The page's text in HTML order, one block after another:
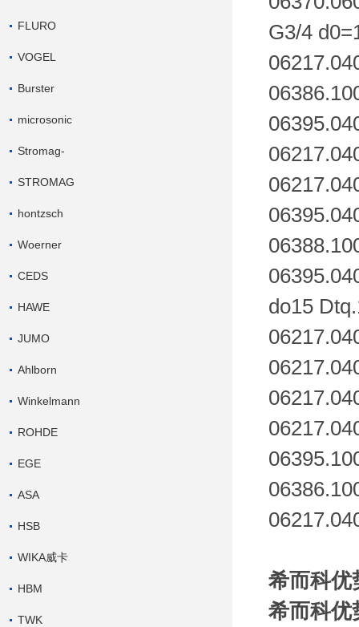
FLURO
VOGEL
Burster
microsonic
Stromag-
STROMAG
hontzsch
Woerner
CEDS
HAWE
JUMO
Ahlborn
Winkelmann
ROHDE
EGE
ASA
HSB
WIKA威卡
HBM
TWK
G3/4
do15
希而科优
希而科优